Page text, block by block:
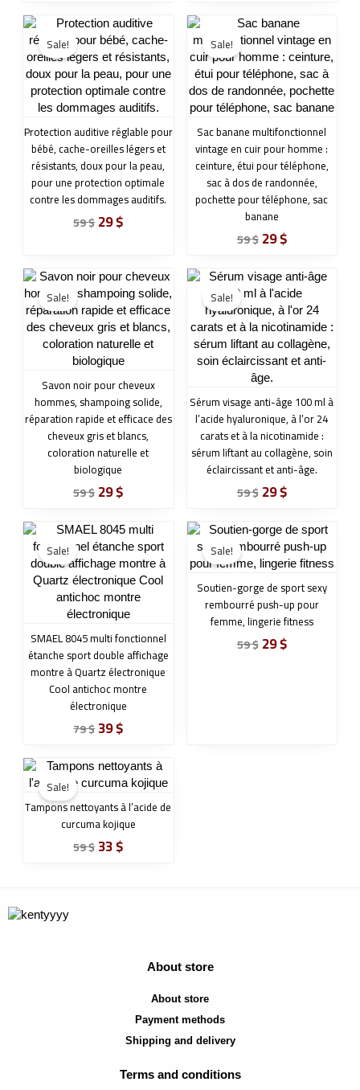
Sale!
Protection auditive réglable pour
bébé, cache-oreilles légers et
résistants, doux pour la peau,
pour une protection optimale
contre les dommages auditifs.
59$
Original
price
was:
59 $.
29$
Current
price
is:
29 $.
Sale!
Sac banane multifonctionnel
vintage en cuir pour homme :
ceinture, étui pour téléphone,
sac à dos de randonnée,
pochette pour téléphone, sac
banane
59$
Original
price
was:
59 $.
29$
Current
price
is:
29 $.
Sale!
Savon noir pour cheveux
hommes, shampoing solide,
réparation rapide et efficace des
cheveux gris et blancs,
coloration naturelle et
biologique
59$
Original
price
was:
59 $.
29$
Current
price
is:
29 $.
Sale!
Sérum visage anti-âge 100 ml à
l’acide hyaluronique, à l’or 24
carats et à la nicotinamide :
sérum liftant au collagène, soin
éclaircissant et anti-âge.
59$
Original
price
was:
59 $.
29$
Current
price
is:
29 $.
Sale!
SMAEL 8045 multi fonctionnel
étanche sport double affichage
montre à Quartz électronique
Cool antichoc montre
électronique
79$
Original
price
was:
79 $.
39$
Current
price
is:
39 $.
Sale!
Soutien-gorge de sport sexy
rembourré push-up pour
femme, lingerie fitness
59$
Original
price
was:
59 $.
29$
Current
price
is:
29 $.
Sale!
Tampons nettoyants à l’acide de
curcuma kojique
59$
Original
price
was:
59 $.
33$
Current
price
is:
33 $.
About store
About store
Payment methods
Shipping and delivery
Terms and conditions